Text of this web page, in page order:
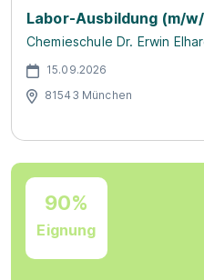
Labor-Ausbildung (m/
Chemieschule Dr. Erwin
15.09.2026
81543 München
90%
Eignung